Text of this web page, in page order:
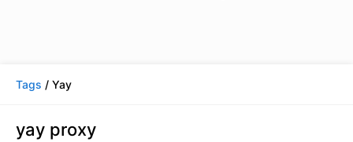
Tags / Yay
yay proxy